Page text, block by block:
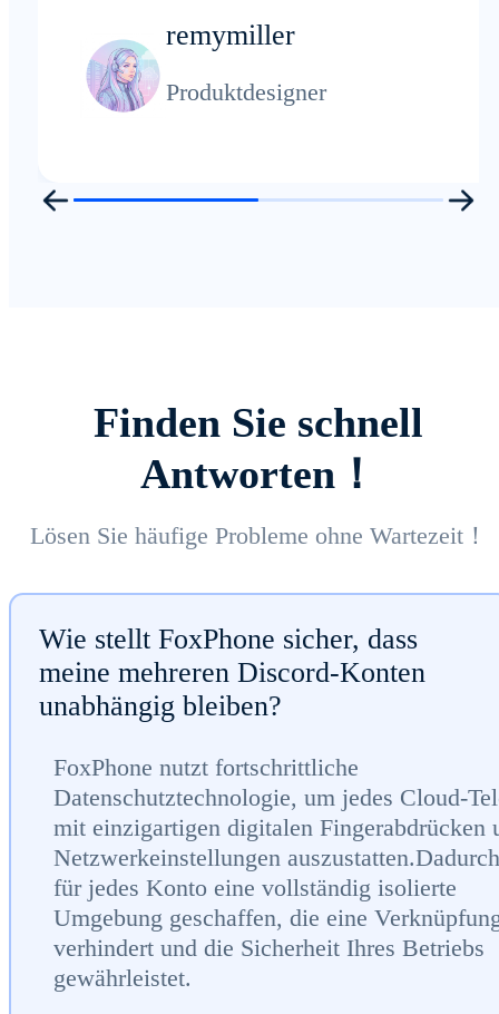
remymiller
Produktdesigner
Finden Sie schnell
Antworten！
Lösen Sie häufige Probleme ohne Wartezeit！
Wie stellt FoxPhone sicher, dass
meine mehreren Discord-Konten
unabhängig bleiben?
FoxPhone nutzt fortschrittliche
Datenschutztechnologie, um jedes Cloud-
mit einzigartigen digitalen Fingerabdrücken
Netzwerkeinstellungen
für jedes Konto eine vollständig isolierte
Umgebung geschaffen, die eine
verhindert und die Sicherheit Ihres Betriebs
gewährleistet.